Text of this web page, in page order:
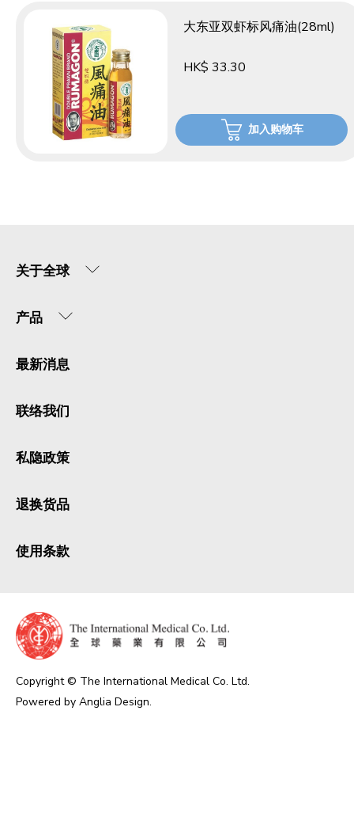
大东亚双虾标风痛油(28ml)
HK$ 33.30
加入购物车
关于全球
产品
最新消息
联络我们
私隐政策
退换货品
使用条款
Copyright © The International Medical Co. Ltd.
Powered by Anglia Design.